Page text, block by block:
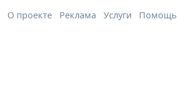
О проекте Реклама Услуги Помощь